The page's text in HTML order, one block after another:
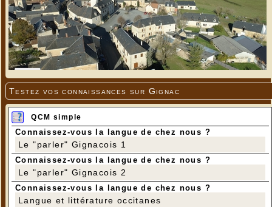
Testez vos connaissances sur Gignac
QCM simple
Connaissez-vous la langue de chez nous ?
Le "parler" Gignacois 1
Connaissez-vous la langue de chez nous ?
Le "parler" Gignacois 2
Connaissez-vous la langue de chez nous ?
Langue et littérature occitanes